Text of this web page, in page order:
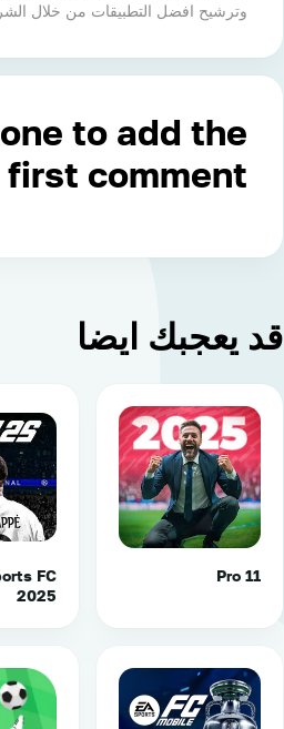
وترشيح افضل التطبيقات من خلال
to add the
comment!
قد يعجبك ايضا
Pro 11
FC
2025